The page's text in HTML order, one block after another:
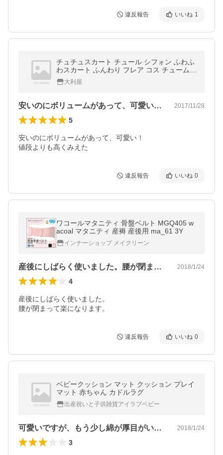
違反報告 いいね 1
チュチュスカート チュール シフォン ふわふ
わスカート ふんわり フレア コス チューム
ダンス衣装/舞台撮影/二次会/ドレス 全16色
大利屋
安いのにボリュームがあって、可愛い！値… 2017/11/28
5
安いのにボリュームがあって、可愛い！
値段よりも高くみえた
違反報告 いいね 0
ワコールマタニティ 骨盤ベルト MGQ405 w
acoal マタニティ 産褥 産後用 ma_61 3Y
インナーショップ メイクリーン
産後にしばらく使いました。腰が閉まって… 2018/1/24
4
産後にしばらく使いました。
腰が閉まって楽になります。
違反報告 いいね 0
ベビークッション マット クッション プレイ
マット 赤ちゃん カドルラグ
出産祝いと子供雑貨アイラブベビー
可愛いですが、もう少し綿が厚目がいいな… 2018/1/24
3